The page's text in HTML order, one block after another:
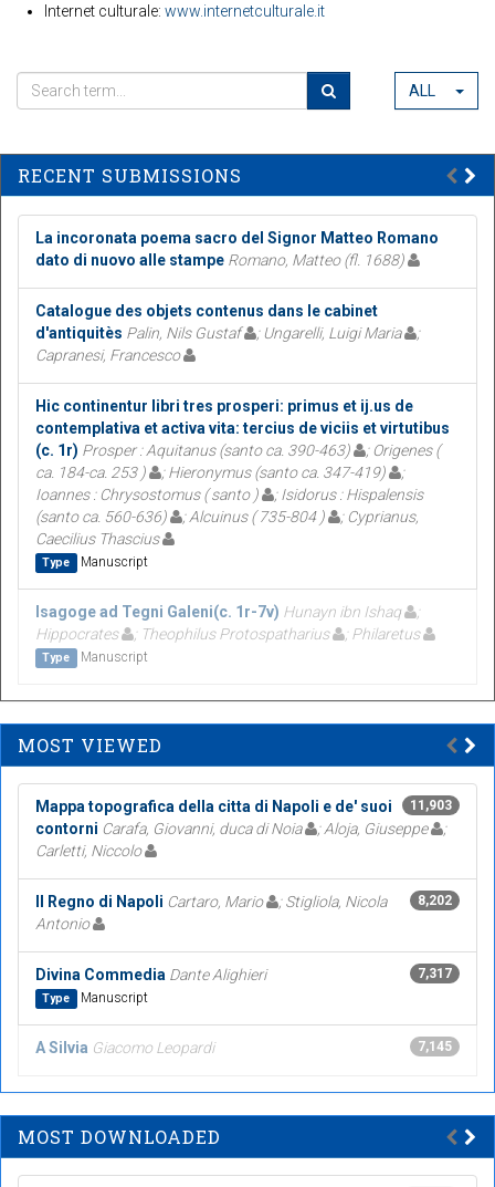
Internet culturale: www.internetculturale.it
ALL
RECENT SUBMISSIONS
La incoronata poema sacro del Signor Matteo Romano
dato di nuovo alle stampe Romano, Matteo (fl. 1688)
Catalogue des objets contenus dans le cabinet
d'antiquitès Palin, Nils Gustaf ; Ungarelli, Luigi Maria
;
Capranesi, Francesco
Hic continentur libri tres prosperi: primus et ij.us de
contemplativa et activa vita: tercius de viciis et virtutibus
(c. 1r) Prosper : Aquitanus (santo ca. 390-463)
; Origenes (
ca. 184-ca. 253 )
; Hieronymus (santo ca. 347-419)
;
Ioannes : Chrysostomus ( santo )
; Isidorus : Hispalensis
(santo ca. 560-636)
; Alcuinus ( 735-804 )
; Cyprianus,
Caecilius Thascius
Type Manuscript
Isagoge ad Tegni Galeni(c. 1r-7v) Hunayn ibn Ishaq
Hippocrates
; Theophilus Protospatharius ; Philaretus
Type Manuscript
MOST VIEWED
11,903
Mappa topografica della citta di Napoli e de' suoi
contorni Carafa, Giovanni, duca di Noia ; Aloja, Giuseppe
;
Carletti, Niccolo
8,202
Il Regno di Napoli Cartaro, Mario
; Stigliola, Nicola
Antonio
7,317
Divina Commedia Dante Alighieri
Type Manuscript
7,145
A Silvia Giacomo Leopardi
MOST DOWNLOADED